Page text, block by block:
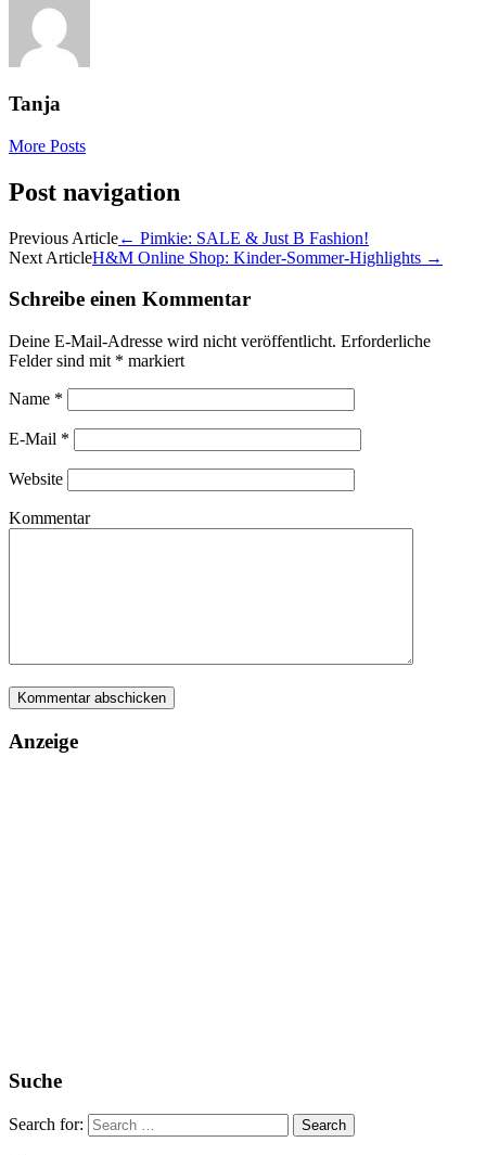
Tanja
More Posts
Post navigation
Previous Article← Pimkie: SALE & Just B Fashion!
Next ArticleH&M Online Shop: Kinder-Sommer-Highlights →
Schreibe einen Kommentar
Deine E-Mail-Adresse wird nicht veröffentlicht. Erforderliche
Felder sind mit * markiert
Name *
E-Mail *
Website
Kommentar
Anzeige
Suche
Search for: